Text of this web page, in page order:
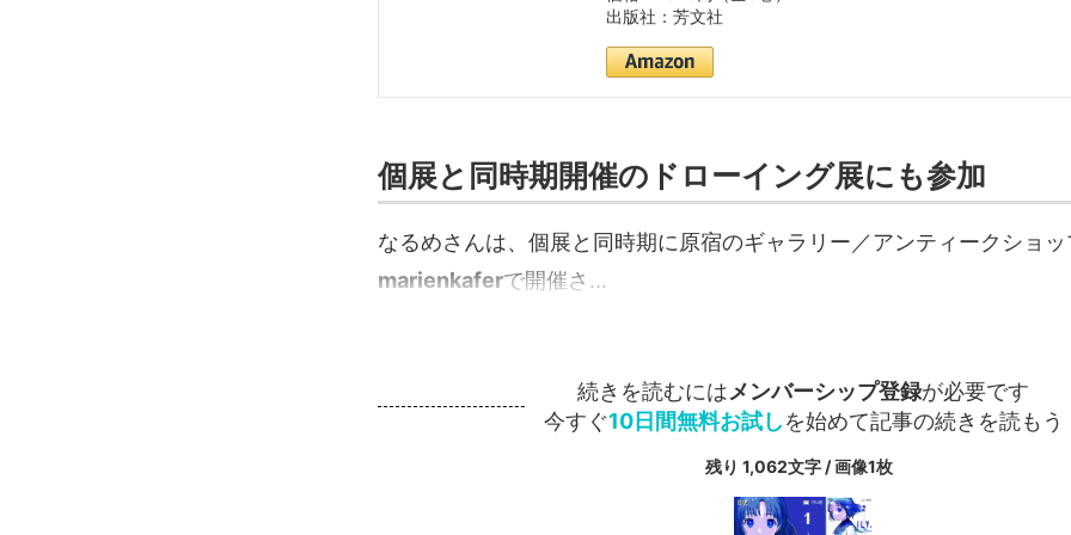
出版社：芳文社
個展と同時期開催のドローイング展にも参加
なるめさんは、個展と同時期に原宿のギャラリー／アンティークショ
marienkaferで開催さ...
続きを読むにはメンバーシップ登録が必要です
今すぐ10日間無料お試しを始めて記事の続きを読もう
残り 1,062文字 / 画像1枚